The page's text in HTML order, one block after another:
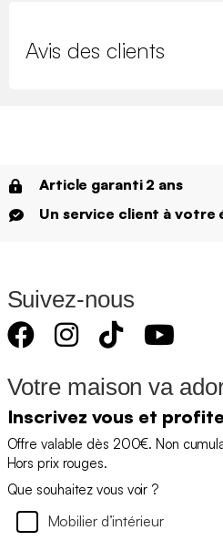
Avis des clients
Article garanti 2 ans
Un service client à votre
Suivez-nous
Votre maison va
Inscrivez vous et
Offre valable dès 200€. Non
Hors prix rouges.
Que souhaitez vous voir ?
Mobilier d’intérieur